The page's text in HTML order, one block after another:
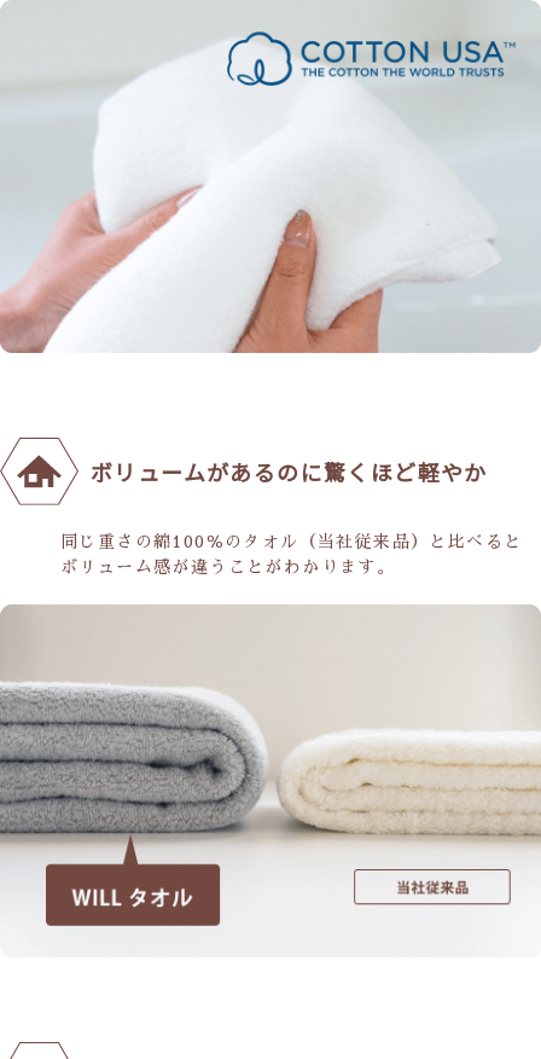
ボリュームがあるのに驚くほど軽やか
同じ重さの綿100％のタオル（当社従来品）と比べると
ボリューム感が違うことがわかります。